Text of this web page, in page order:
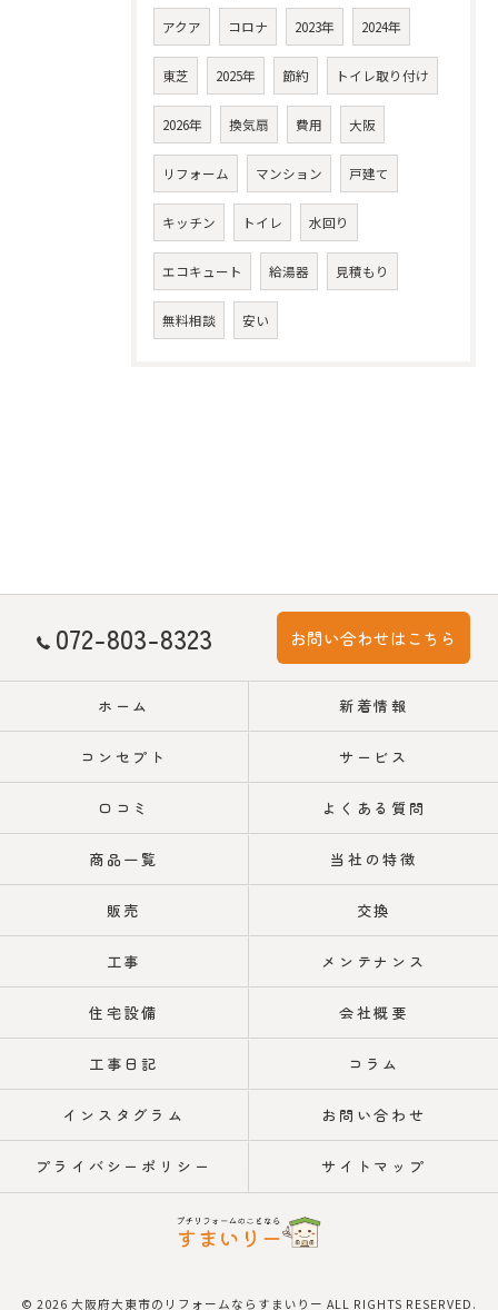
アクア コロナ 2023年 2024年
東芝 2025年 節約 トイレ取り付け
2026年 換気扇 費用 大阪
リフォーム マンション 戸建て
キッチン トイレ 水回り
エコキュート 給湯器 見積もり
無料相談 安い
072-803-8323 お問い合わせはこちら
ホーム 新着情報
コンセプト サービス
口コミ よくある質問
商品一覧 当社の特徴
販売 交換
工事 メンテナンス
住宅設備 会社概要
工事日記 コラム
インスタグラム お問い合わせ
プライバシーポリシー サイトマップ
© 2026 大阪府大東市のリフォームならすまいりー ALL RIGHTS RESERVED.